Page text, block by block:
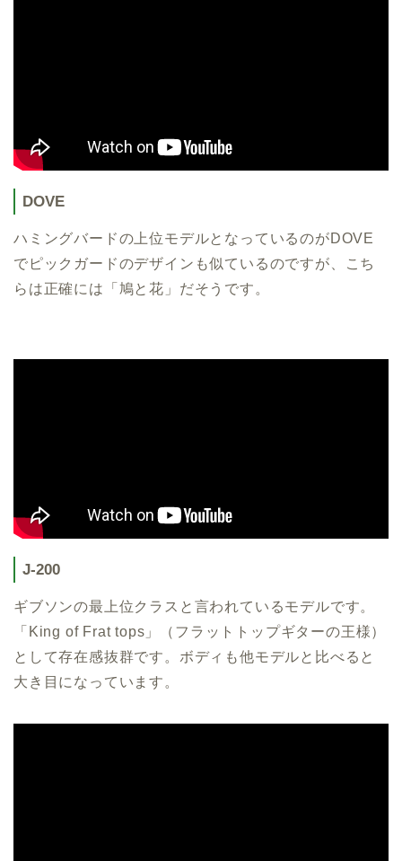
DOVE
ハミングバードの上位モデルとなっているのがDOVE
でピックガードのデザインも似ているのですが、こち
らは正確には「鳩と花」だそうです。
J-200
ギブソンの最上位クラスと言われているモデルです。
「King of Frat tops」（フラットトップギターの王様）
として存在感抜群です。ボディも他モデルと比べると
大き目になっています。